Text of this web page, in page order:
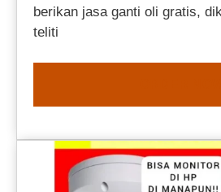
berikan jasa ganti oli gratis,
teliti